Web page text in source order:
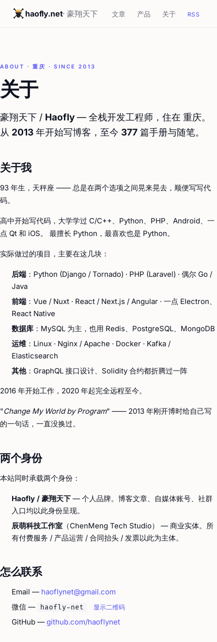
haofly.net· 豪翔天下 文章 产品 关于 RSS
ABOUT · 重庆 · SINCE 2013
关于
豪翔天下 / Haofly — 全栈开发工程师，住在 重庆。
从 2013 年开始写博客，至今 377 篇手册与随笔。
关于我
93 年生，天秤座 —— 总是在两个选项之间晃来晃去，顺便写写代
码。
高中开始写代码，大学学过 C/C++、Python、PHP、Android、一
点 Qt 和 iOS。 最擅长 Python，最喜欢也是 Python。
实际做过的项目，主要在这几块：
后端 ：Python (Django / Tornado) · PHP (Laravel) · 偶尔 Go /
Java
前端 ：Vue / Nuxt · React / Next.js / Angular · 一点 Electron、
React Native
数据库 ：MySQL 为主，也用 Redis、PostgreSQL、MongoDB
运维 ：Linux · Nginx / Apache · Docker · Kafka /
Elasticsearch
其他：GraphQL 接口设计、Solidity 合约都折腾过一阵
2016 年开始工作，2020 年起完全远程至今。
"Change My World by Program" —— 2013 年刚开博时给自己写
的一句话，一直没换过。
两个身份
本站同时承载两个身份：
Haofly / 豪翔天下 — 个人品牌。博客文章、自媒体账号、社群
入口均以此身份呈现。
辰萌科技工作室 （ChenMeng Tech Studio） — 商业实体。所
有付费服务 / 产品运营 / 合同抬头 / 发票以此为主体。
怎么联系
Email — haoflynet@gmail.com
微信 —
haofly-net 显示二维码
GitHub — github.com/haoflynet